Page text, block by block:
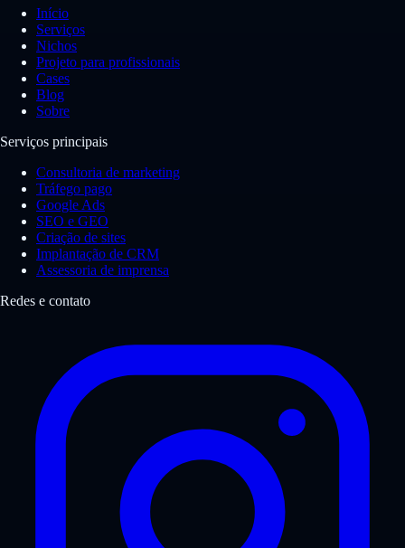
Início
Serviços
Nichos
Projeto para profissionais
Cases
Blog
Sobre
Serviços principais
Consultoria de marketing
Tráfego pago
Google Ads
SEO e GEO
Criação de sites
Implantação de CRM
Assessoria de imprensa
Redes e contato